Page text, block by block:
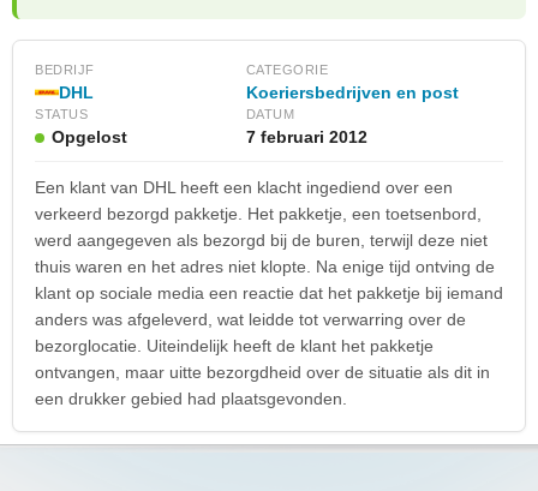
BEDRIJF
DHL
CATEGORIE
Koeriersbedrijven en post
STATUS
Opgelost
DATUM
7 februari 2012
Een klant van DHL heeft een klacht ingediend over een
verkeerd bezorgd pakketje. Het pakketje, een toetsenbord,
werd aangegeven als bezorgd bij de buren, terwijl deze niet
thuis waren en het adres niet klopte. Na enige tijd ontving de
klant op sociale media een reactie dat het pakketje bij iemand
anders was afgeleverd, wat leidde tot verwarring over de
bezorglocatie. Uiteindelijk heeft de klant het pakketje
ontvangen, maar uitte bezorgdheid over de situatie als dit in
een drukker gebied had plaatsgevonden.